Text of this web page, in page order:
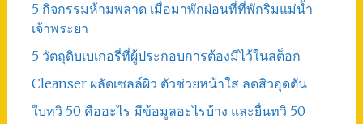
5 กิจกรรมห้ามพลาด เมื่อมาพักผ่อนที่ที่พักริมแม่น้ำ
เจ้าพระยา
5 วัตถุดิบเบเกอรี่ที่ผู้ประกอบการต้องมีไว้ในสต็อก
Cleanser ผลัดเซลล์ผิว ตัวช่วยหน้าใส ลดสิวอุดตัน
ใบทวิ 50 คืออะไร มีข้อมูลอะไรบ้าง และยื่นทวิ 50